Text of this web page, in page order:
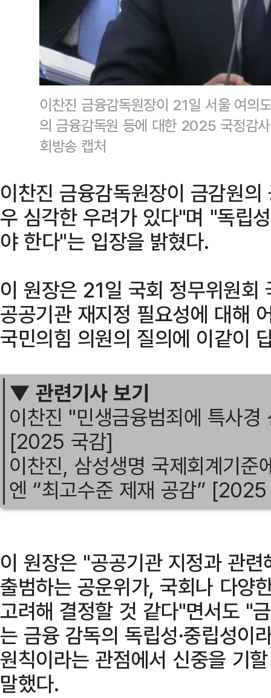
이찬진 금융감독원장이 21일 서울 여의
의 금융감독원 등에 대한 2025 국정감
회방송 캡처
이찬진 금융감독원장이 금감원
우 심각한 우려가 있다"며 "독립
야 한다"는 입장을 밝혔다.
이 원장은 21일 국회 정무위원회
공공기관 재지정 필요성에 대해
국민의힘 의원의 질의에 이같이
▼ 관련기사 보기
이찬진 "민생금융범죄에 특사
[2025 국감]
이찬진, 삼성생명 국제회계기
엔 “최고수준 제재 공감”
이 원장은 "공공기관 지정과 관
출범하는 공운위가, 국회나 다양
고려해 결정할 것 같다"면서도 "
는 금융 감독의 독립성·중립성이
원칙이라는 관점에서 신중을 기
말했다.